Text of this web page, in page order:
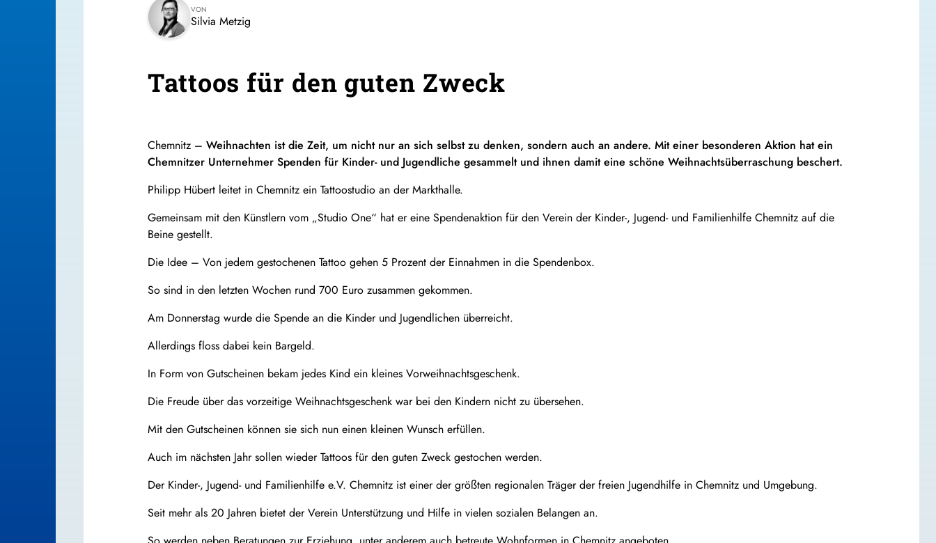
VON
Silvia Metzig
Tattoos für den guten Zweck
Chemnitz – Weihnachten ist die Zeit, um nicht nur an sich selbst zu denken, sondern auch an andere. Mit einer besonderen Aktion hat ein
Chemnitzer Unternehmer Spenden für Kinder- und Jugendliche gesammelt und ihnen damit eine schöne Weihnachtsüberraschung beschert.
Philipp Hübert leitet in Chemnitz ein Tattoostudio an der Markthalle.
Gemeinsam mit den Künstlern vom „Studio One“ hat er eine Spendenaktion für den Verein der Kinder-, Jugend- und Familienhilfe Chemnitz auf die
Beine gestellt.
Die Idee – Von jedem gestochenen Tattoo gehen 5 Prozent der Einnahmen in die Spendenbox.
So sind in den letzten Wochen rund 700 Euro zusammen gekommen.
Am Donnerstag wurde die Spende an die Kinder und Jugendlichen überreicht.
Allerdings floss dabei kein Bargeld.
In Form von Gutscheinen bekam jedes Kind ein kleines Vorweihnachtsgeschenk.
Die Freude über das vorzeitige Weihnachtsgeschenk war bei den Kindern nicht zu übersehen.
Mit den Gutscheinen können sie sich nun einen kleinen Wunsch erfüllen.
Auch im nächsten Jahr sollen wieder Tattoos für den guten Zweck gestochen werden.
Der Kinder-, Jugend- und Familienhilfe e.V. Chemnitz ist einer der größten regionalen Träger der freien Jugendhilfe in Chemnitz und Umgebung.
Seit mehr als 20 Jahren bietet der Verein Unterstützung und Hilfe in vielen sozialen Belangen an.